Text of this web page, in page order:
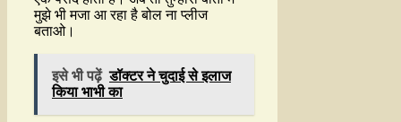
मुझे भी मजा आ रहा है बोल ना प्लीज
बताओ।
इसे भी पढ़ें डॉक्टर ने चुदाई से इलाज
किया भाभी का